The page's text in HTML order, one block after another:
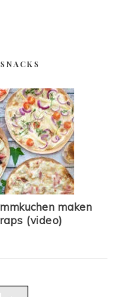
maken
(video)